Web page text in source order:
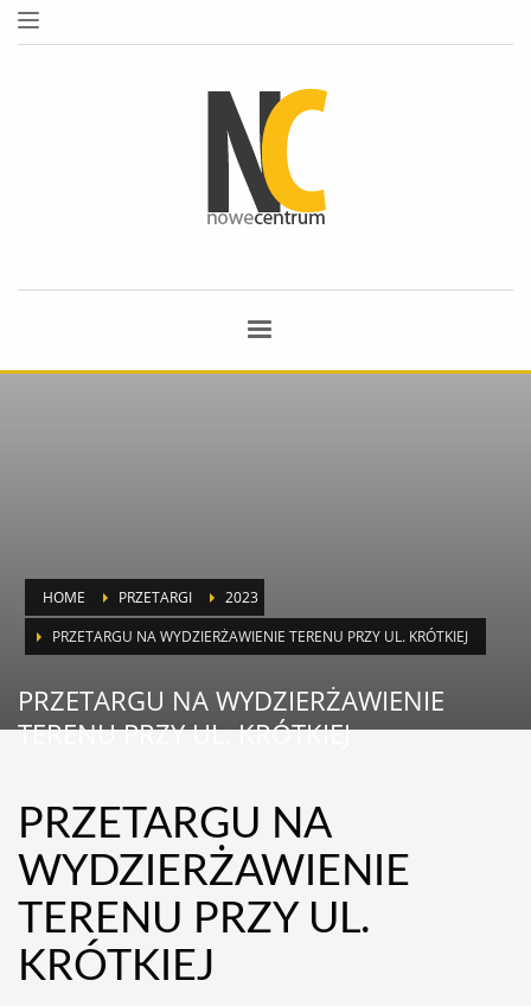
HOME PRZETARGI
2023
PRZETARGU NA WYDZIERŻAWIENIE TERENU PRZY UL. KRÓTKIEJ
PRZETARGU NA WYDZIERŻAWIENIE
TERENU PRZY UL. KRÓTKIEJ
PRZETARGU NA
WYDZIERŻAWIENIE
TERENU PRZY UL.
KRÓTKIEJ